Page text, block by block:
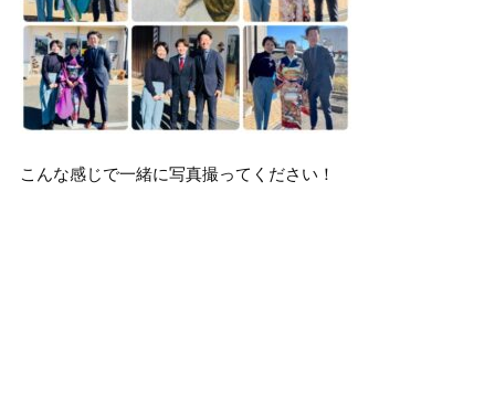
こんな感じで一緒に写真撮ってください！